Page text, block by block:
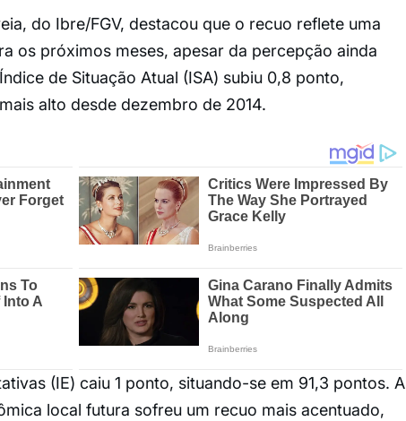
do Ibre/FGV, destacou que o recuo reflete uma
os próximos meses, apesar da percepção ainda
de Situação Atual (ISA) subiu 0,8 ponto,
alto desde dezembro de 2014.
(IE) caiu 1 ponto, situando-se em 91,3 pontos. A
local futura sofreu um recuo mais acentuado,